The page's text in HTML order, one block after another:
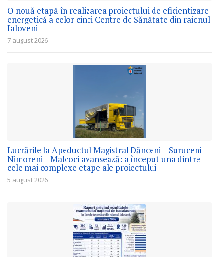
O nouă etapă în realizarea proiectului de eficientizare
energetică a celor cinci Centre de Sănătate din raionul
Ialoveni
7 august 2026
Lucrările la Apeductul Magistral Dănceni – Suruceni –
Nimoreni – Malcoci avansează: a început una dintre
cele mai complexe etape ale proiectului
5 august 2026